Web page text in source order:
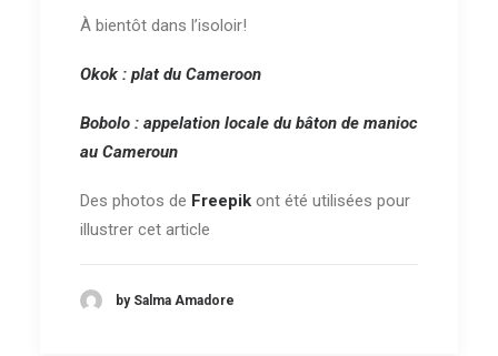
À bientôt dans l’isoloir!
Okok : plat du Cameroon
Bobolo : appelation locale du bâton de manioc
au Cameroun
Des photos de Freepik ont été utilisées pour
illustrer cet article
by Salma Amadore